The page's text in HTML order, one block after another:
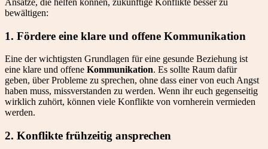
bewältigen:
1. Fördere eine klare und offene Kommunikation
Eine der wichtigsten Grundlagen für eine gesunde Beziehung ist
eine klare und offene Kommunikation. Es sollte Raum dafür
geben, über Probleme zu sprechen, ohne dass einer von euch Angst
haben muss, missverstanden zu werden. Wenn ihr euch gegenseitig
wirklich zuhört, können viele Konflikte von vornherein vermieden
werden.
2. Konflikte frühzeitig ansprechen